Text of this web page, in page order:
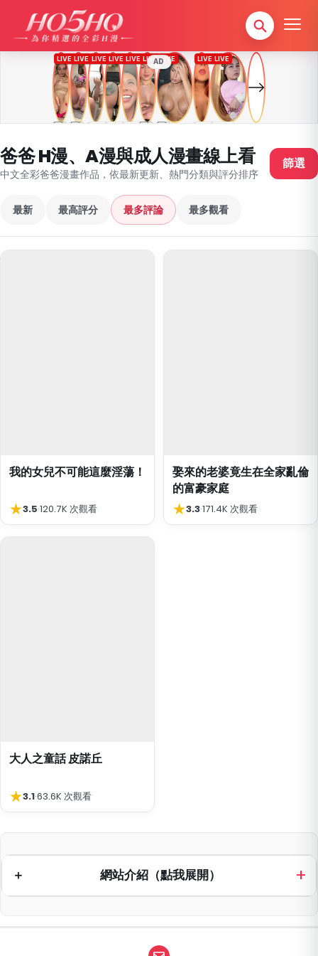
AD
爸爸 H漫、A漫與成人漫畫線上看
中文全彩爸爸漫畫作品，依最新更新、熱門分類與評分排序
篩選
最新 最高評分 最多評論 最多觀看
我的女兒不可能這麼淫蕩！
★3.5·120.7K 次觀看
娶來的老婆竟生在全家亂倫
的富豪家庭
★3.3·171.4K 次觀看
大人之童話 皮諾丘
★3.1·63.6K 次觀看
網站介紹（點我展開）